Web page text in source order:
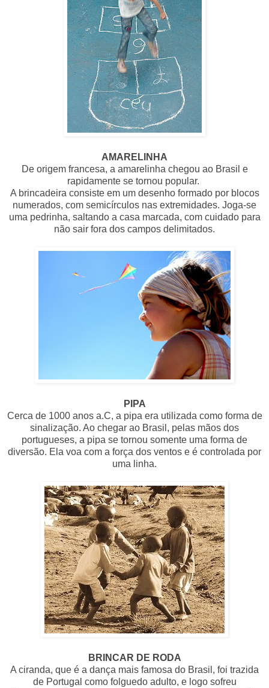
AMARELINHA
De origem francesa, a amarelinha chegou ao Brasil e
rapidamente se tornou popular.
A brincadeira consiste em um desenho formado por blocos
numerados, com semicírculos nas extremidades. Joga-se
uma pedrinha, saltando a casa marcada, com cuidado para
não sair fora dos campos delimitados.
PIPA
Cerca de 1000 anos a.C, a pipa era utilizada como forma de
sinalização. Ao chegar ao Brasil, pelas mãos dos
portugueses, a pipa se tornou somente uma forma de
diversão. Ela voa com a força dos ventos e é controlada por
uma linha.
BRINCAR DE RODA
A ciranda, que é a dança mais famosa do Brasil, foi trazida
de Portugal como folguedo adulto, e logo sofreu